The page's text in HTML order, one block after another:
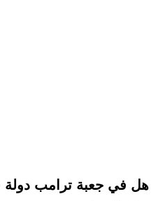
هل في جعبة ترامب دولة